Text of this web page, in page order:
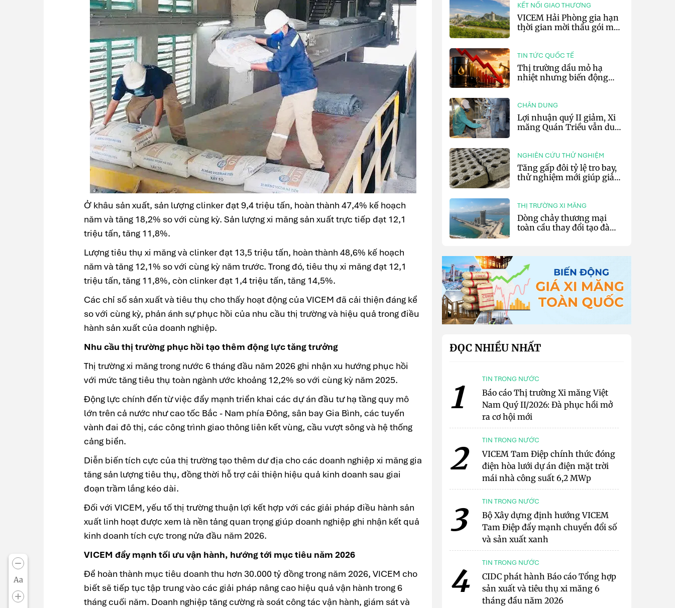
Aa
Ở khâu sản xuất, sản lượng clinker đạt 9,4 triệu tấn, hoàn thành 47,4% kế hoạch
năm và tăng 18,2% so với cùng kỳ. Sản lượng xi măng sản xuất trực tiếp đạt 12,1
triệu tấn, tăng 11,8%.
Lượng tiêu thụ xi măng và clinker đạt 13,5 triệu tấn, hoàn thành 48,6% kế hoạch
năm và tăng 12,1% so với cùng kỳ năm trước. Trong đó, tiêu thụ xi măng đạt 12,1
triệu tấn, tăng 11,8%, còn clinker đạt 1,4 triệu tấn, tăng 14,5%.
Các chỉ số sản xuất và tiêu thụ cho thấy hoạt động của VICEM đã cải thiện đáng kể
so với cùng kỳ, phản ánh sự phục hồi của nhu cầu thị trường và hiệu quả trong điều
hành sản xuất của doanh nghiệp.
Nhu cầu thị trường phục hồi tạo thêm động lực tăng trưởng
Thị trường xi măng trong nước 6 tháng đầu năm 2026 ghi nhận xu hướng phục hồi
với mức tăng tiêu thụ toàn ngành ước khoảng 12,2% so với cùng kỳ năm 2025.
Động lực chính đến từ việc đẩy mạnh triển khai các dự án đầu tư hạ tầng quy mô
lớn trên cả nước như cao tốc Bắc - Nam phía Đông, sân bay Gia Bình, các tuyến
vành đai đô thị, các công trình giao thông liên kết vùng, cầu vượt sông và hệ thống
cảng biển.
Diễn biến tích cực của thị trường tạo thêm dư địa cho các doanh nghiệp xi măng gia
tăng sản lượng tiêu thụ, đồng thời hỗ trợ cải thiện hiệu quả kinh doanh sau giai
đoạn trầm lắng kéo dài.
Đối với VICEM, yếu tố thị trường thuận lợi kết hợp với các giải pháp điều hành sản
xuất linh hoạt được xem là nền tảng quan trọng giúp doanh nghiệp ghi nhận kết quả
kinh doanh tích cực trong nửa đầu năm 2026.
VICEM đẩy mạnh tối ưu vận hành, hướng tới mục tiêu năm 2026
Để hoàn thành mục tiêu doanh thu hơn 30.000 tỷ đồng trong năm 2026, VICEM cho
biết sẽ tiếp tục tập trung vào các giải pháp nâng cao hiệu quả vận hành trong 6
tháng cuối năm. Doanh nghiệp tăng cường rà soát công tác vận hành, giám sát và
KẾT NỐI GIAO THƯƠNG
VICEM Hải Phòng gia hạn
thời gian mời thầu gói mua
TIN TỨC QUỐC TẾ
Thị trường dầu mỏ hạ
nhiệt nhưng biến động
CHÂN DUNG
Lợi nhuận quý II giảm, Xi
măng Quán Triều vẫn duy
NGHIÊN CỨU THỬ NGHIỆM
Tăng gấp đôi tỷ lệ tro bay,
thử nghiệm mới giúp giảm
THỊ TRƯỜNG XI MĂNG
Dòng chảy thương mại
toàn cầu thay đổi tạo đà
ĐỌC NHIỀU NHẤT
1 TIN TRONG NƯỚC
Báo cáo Thị trường Xi măng Việt
Nam Quý II/2026: Đà phục hồi mở
ra cơ hội mới
2 TIN TRONG NƯỚC
VICEM Tam Điệp chính thức đóng
điện hòa lưới dự án điện mặt trời
mái nhà công suất 6,2 MWp
3 TIN TRONG NƯỚC
Bộ Xây dựng định hướng VICEM
Tam Điệp đẩy mạnh chuyển đổi số
và sản xuất xanh
4 TIN TRONG NƯỚC
CIDC phát hành Báo cáo Tổng hợp
sản xuất và tiêu thụ xi măng 6
tháng đầu năm 2026